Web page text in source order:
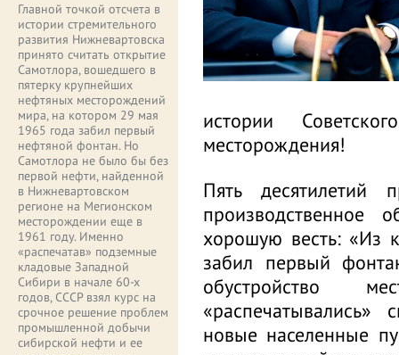
Главной точкой отсчета в
истории стремительного
развития Нижневартовска
принято считать открытие
Самотлора, вошедшего в
пятерку крупнейших
нефтяных месторождений
мира, на котором 29 мая
1965 года забил первый
нефтяной фонтан. Но
Самотлора не было бы без
первой нефти, найденной
в Нижневартовском
регионе на Мегионском
месторождении еще в
1961 году. Именно
«распечатав» подземные
кладовые Западной
Сибири в начале 60-х
годов, СССР взял курс на
срочное решение проблем
промышленной добычи
сибирской нефти и ее
истории
месторождения!
Пять десятилетий
производственное
хорошую весть: «Из
забил первый
обустройство
новые населенные